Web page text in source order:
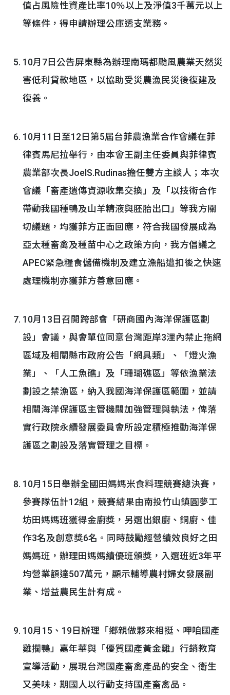
值占風險性資產比率10％以上及淨值3千萬元以上
等條件，得申請辦理公庫透支業務。
10月7日公告屏東縣為辦理南瑪都颱風農業天然災
害低利貸款地區，以協助受災農漁民災後復建及
復養。
10月11日至12日第5屆台菲農漁業合作會議在菲
律賓馬尼拉舉行，由本會王副主任委員與菲律賓
農業部次長JoelS.Rudinas擔任雙方主談人；本次
會議「畜產遺傳資源收集交換」及「以技術合作
帶動我國種鴨及山羊精液與胚胎出口」等我方關
切議題，均獲菲方正面回應，符合我國發展成為
亞太種畜禽及種苗中心之政策方向，我方倡議之
APEC緊急糧食儲備機制及建立漁船遭扣後之快速
處理機制亦獲菲方善意回應。
10月13日召開跨部會「研商國內海洋保護區劃
設」會議，與會單位同意台灣距岸3浬內禁止拖網
區域及相關縣市政府公告「網具類」、「燈火漁
業」、「人工魚礁」及「珊瑚礁區」等依漁業法
劃設之禁漁區，納入我國海洋保護區範圍，並請
相關海洋保護區主管機關加強管理與執法，俾落
實行政院永續發展委員會所設定積極推動海洋保
護區之劃設及落實管理之目標。
10月15日舉辦全國田媽媽米食料理競賽總決賽，
參賽隊伍計12組，競賽結果由南投竹山鎮圓夢工
坊田媽媽班獲得金廚獎，另選出銀廚、銅廚、佳
作3名及創意獎6名。同時鼓勵經營績效良好之田
媽媽班，辦理田媽媽績優班頒獎，入選班近3年平
均營業額達507萬元，顯示輔導農村婦女發展副
業、增益農民生計有成。
10月15、19日辦理「鄉親做夥來相挺、呷咱國產
雞擱鴨」嘉年華與「優質國產黃金雞」行銷教育
宣導活動，展現台灣國產畜禽產品的安全、衛生
又美味，期國人以行動支持國產畜禽品。